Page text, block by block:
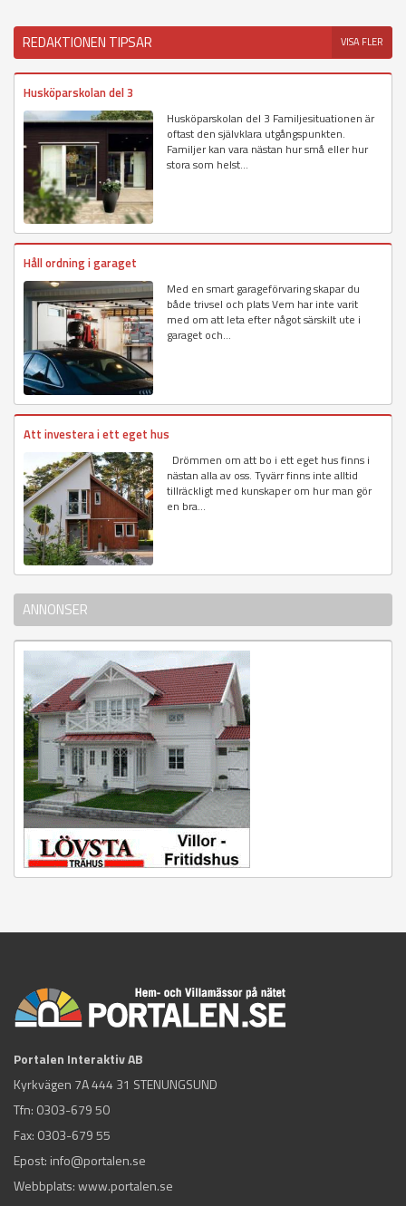
REDAKTIONEN TIPSAR VISA FLER
Husköparskolan del 3
Husköparskolan del 3 Familjesituationen är
oftast den självklara utgångspunkten.
Familjer kan vara nästan hur små eller hur
stora som helst...
Håll ordning i garaget
Med en smart garageförvaring skapar du
både trivsel och plats Vem har inte varit
med om att leta efter något särskilt ute i
garaget och...
Att investera i ett eget hus
Drömmen om att bo i ett eget hus finns i
nästan alla av oss. Tyvärr finns inte alltid
tillräckligt med kunskaper om hur man gör
en bra...
ANNONSER
Portalen Interaktiv AB
Kyrkvägen 7A 444 31 STENUNGSUND
Tfn: 0303-679 50
Fax: 0303-679 55
Epost: info@portalen.se
Webbplats: www.portalen.se